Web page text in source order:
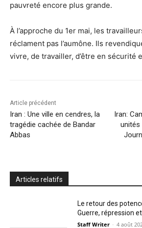
pauvreté encore plus grande.
À l’approche du 1er mai, les
réclament pas l’aumône. Ils
vivre, de travailler, d’être en sécurité
Article précédent
Iran : Une ville en cendres, la
tragédie cachée de Bandar
Abbas
Iran:
unités
Articles relatifs
Le retour des
Guerre, répression
Staff Writer - 4 août